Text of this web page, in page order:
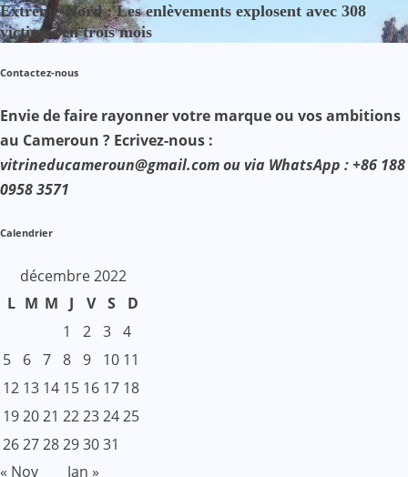
Extrême-Nord : Les enlèvements explosent avec 308
victimes en trois mois
Contactez-nous
Envie de faire rayonner votre marque ou vos ambitions
au Cameroun ? Ecrivez-nous :
vitrineducameroun@gmail.com ou via WhatsApp : +86 188
0958 3571
Calendrier
décembre 2022
L M M J V S
D
1
2 3 4
5
6 7 8 9 10 11
12 13 14 15 16 17 18
192021 22232425
262728293031
« Nov
Jan »